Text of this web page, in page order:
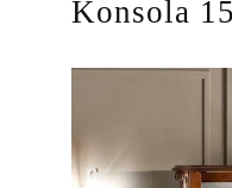
Konsola